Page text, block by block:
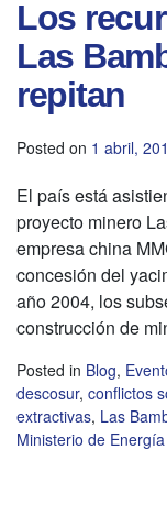
Los
Las
repitan
Posted on 1 abril,
El país está
proyecto minero
empresa china
concesión del
año 2004, los
construcción de
Posted in Blog,
descosur, conflictos
extractivas, Las
Ministerio de